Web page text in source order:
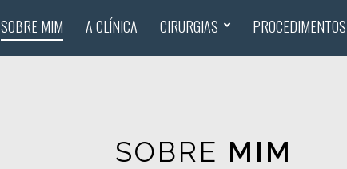
SOBRE MIM A CLÍNICA CIRURGIAS PROCEDIMENTOS
SOBRE MIM